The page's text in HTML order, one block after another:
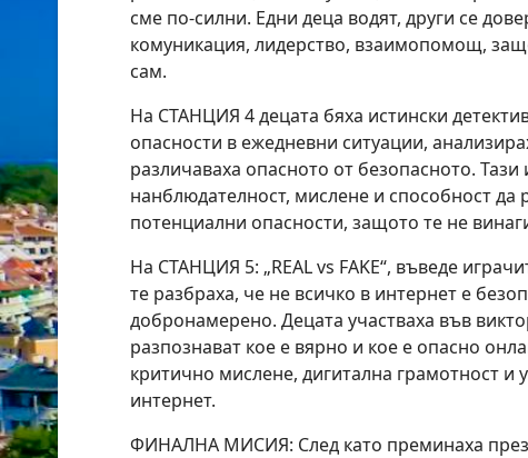
сме по-силни. Едни деца водят, други се
комуникация, лидерство, взаимопомощ,
сам.
На СТАНЦИЯ 4 децата бяха истински
опасности в ежедневни ситуации,
различаваха опасното от безопасното. Тази
нанблюдателност, мислене и способност да
потенциални опасности, защото те не
На СТАНЦИЯ 5: „REAL vs FAKE“, въведе
те разбраха, че не всичко в интернет е
добронамерено. Децата участваха във
разпознават кое е вярно и кое е опасно
критично мислене, дигитална грамотност и
интернет.
ФИНАЛНА МИСИЯ: След като преминаха през